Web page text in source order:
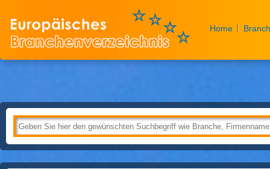
Home